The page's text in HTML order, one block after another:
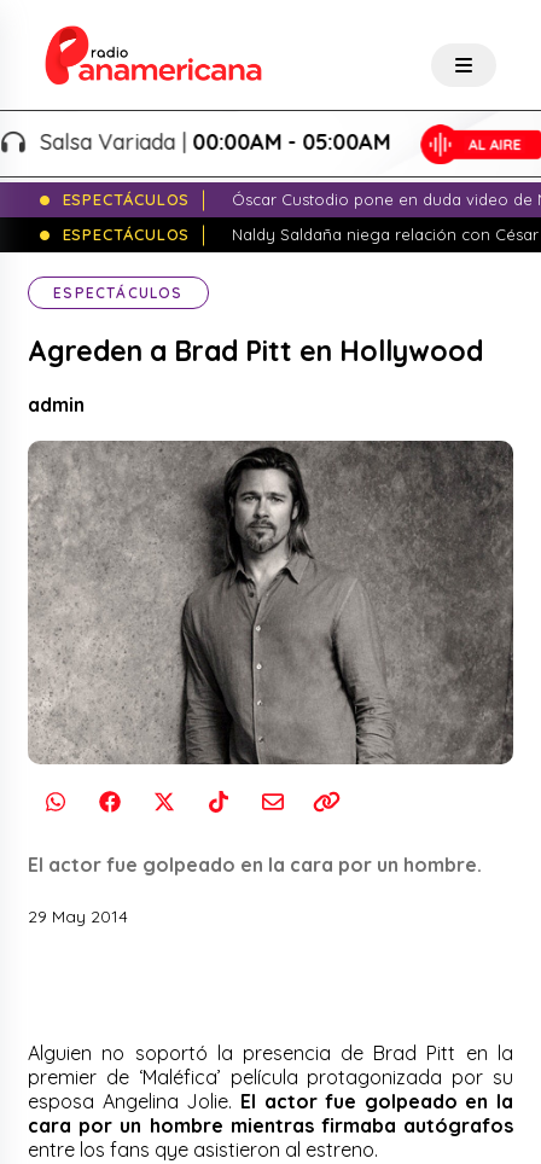
Salsa Variada |00:00AM - 05:00AM
ESPECTÁCULOS
Óscar Custodio pone en duda video de
ESPECTÁCULOS
Naldy Saldaña niega relación con
ESPECTÁCULOS
Agreden a Brad Pitt en Hollywood
admin
El actor fue golpeado en la cara por un hombre.
29 May 2014
Alguien no soportó la presencia de Brad Pitt en la
premier de ‘Maléfica’ película protagonizada por su
esposa Angelina Jolie. El actor fue golpeado en la
cara por un hombre mientras firmaba autógrafos
entre los fans qye asistieron al estreno.